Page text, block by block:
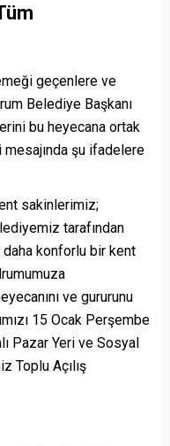
geçenlere ve
Belediye Başkanı
bu heyecana ortak
mesajında şu ifadelere
sakinlerimiz;
tarafından
konforlu bir kent
ve gururunu
15 Ocak Perşembe
Pazar Yeri ve Sosyal
Toplu Açılış